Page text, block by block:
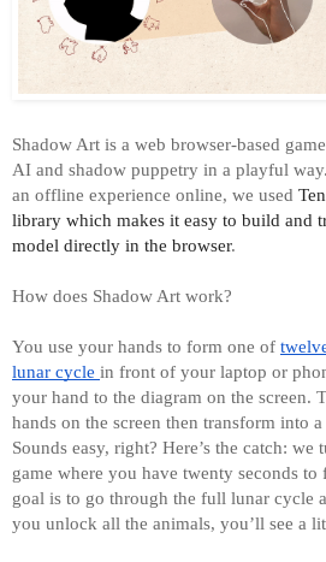
Shadow Art is a web browser-based
AI and shadow puppetry in a playful
an offline experience online, we used
library which makes it easy to build and
model directly in the browser.
How does Shadow Art work?
You use your hands to form one of
lunar cycle in front of your laptop or
your hand to the diagram on the screen.
hands on the screen then transform into
Sounds easy, right? Here’s the catch:
game where you have twenty seconds to
goal is to go through the full lunar cycle
you unlock all the animals, you’ll see a